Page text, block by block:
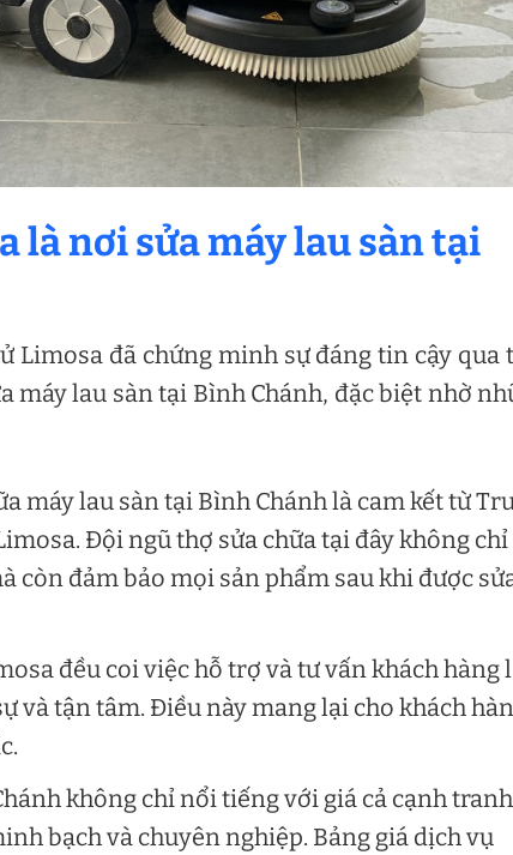
là nơi sửamáy lau sàn tại
Limosa đã chứng minh sự đáng tin cậy qua
máy lau sàn tại Bình Chánh, đặc biệt nhờ
máy lau sàn tại Bình Chánh là cam kết từ
Đội ngũ thợ sửa chữa tại đây không chỉ
còn đảm bảo mọi sản phẩm sau khi được
đều coi việc hỗ trợ và tư vấn khách hàng
và tận tâm. Điều này mang lại cho khách
không chỉ nổi tiếng với giá cả cạnh
bạch và chuyên nghiệp. Bảng giá dịch vụ